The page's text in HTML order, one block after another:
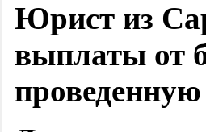
Юрист из
выплаты от